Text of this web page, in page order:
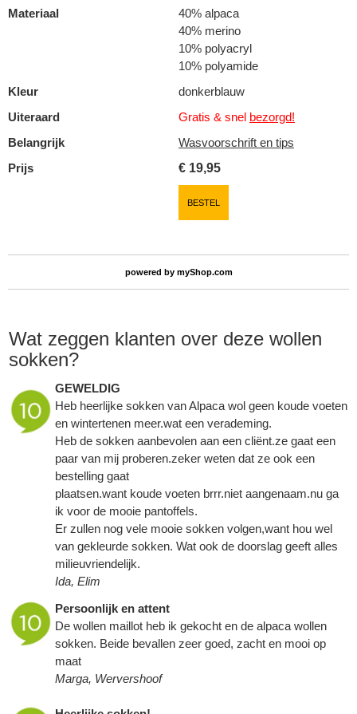
Materiaal
40% alpaca
40% merino
10% polyacryl
10% polyamide
Kleur
donkerblauw
Uiteraard
Gratis & snel bezorgd!
Belangrijk
Wasvoorschrift en tips
Prijs
€ 19,95
BESTEL
powered by myShop.com
Wat zeggen klanten over deze wollen
sokken?
GEWELDIG
Heb heerlijke sokken van Alpaca wol geen koude voeten
en wintertenen meer.wat een verademing.
Heb de sokken aanbevolen aan een cliënt.ze gaat een
paar van mij proberen.zeker weten dat ze ook een
bestelling gaat
plaatsen.want koude voeten brrr.niet aangenaam.nu ga
ik voor de mooie pantoffels.
Er zullen nog vele mooie sokken volgen,want hou wel
van gekleurde sokken. Wat ook de doorslag geeft alles
milieuvriendelijk.
Ida, Elim
Persoonlijk en attent
De wollen maillot heb ik gekocht en de alpaca wollen
sokken. Beide bevallen zeer goed, zacht en mooi op
maat
Marga, Wervershoof